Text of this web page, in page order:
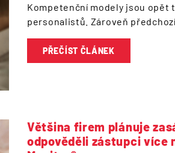
Kompetenční modely jsou opět
personalistů. Zároveň
PŘEČÍST ČLÁNEK
Většina firem plánuje
odpověděli zástupci více